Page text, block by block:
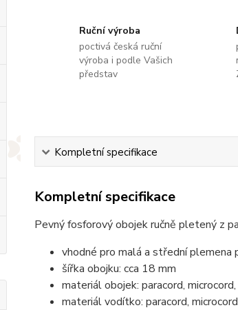
Ruční výroba
poctivá česká ruční
výroba i podle Vašich
představ
Kompletní specifikace
Kompletní specifikace
Pevný fosforový obojek ručně pletený z
vhodné pro malá a střední plemena
šířka obojku: cca 18 mm
materiál obojek: paracord,
materiál vodítko: paracord,